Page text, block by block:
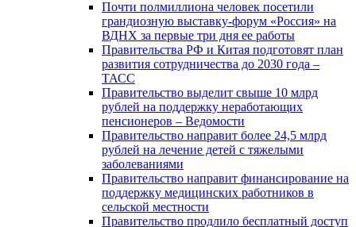
Почти полмиллиона человек посетили
грандиозную выставку-форум «Россия» на
ВДНХ за первые три дня ее работы
Правительства РФ и Китая подготовят план
развития сотрудничества до 2030 года –
ТАСС
Правительство выделит свыше 10 млрд
рублей на поддержку неработающих
пенсионеров – Ведомости
Правительство направит более 24,5 млрд
рублей на лечение детей с тяжелыми
заболеваниями
Правительство направит финансирование на
поддержку медицинских работников в
сельской местности
Правительство продлило бесплатный доступ